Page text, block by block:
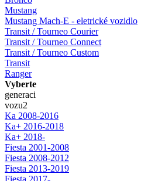
Mustang
Mustang Mach-E - eletrické vozidlo
Transit / Tourneo Courier
Transit / Tourneo Connect
Transit / Tourneo Custom
Transit
Ranger
Vyberte
generaci
vozu2
Ka 2008-2016
Ka+ 2016-2018
Ka+ 2018-
Fiesta 2001-2008
Fiesta 2008-2012
Fiesta 2013-2019
Fiesta 2017-